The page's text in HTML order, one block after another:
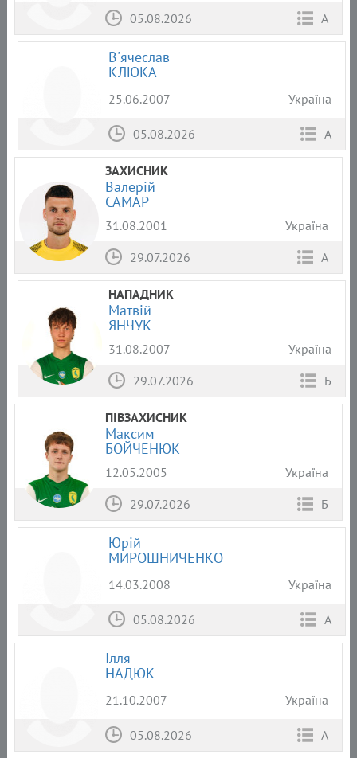
05.08.2026 А
В'ячеслав
КЛЮКА
25.06.2007 Україна
05.08.2026 А
ЗАХИСНИК
Валерій
САМАР
31.08.2001
Україна
29.07.2026
А
НАПАДНИК
Матвій
ЯНЧУК
31.08.2007
Україна
29.07.2026
Б
ПІВЗАХИСНИК
Максим
БОЙЧЕНЮК
12.05.2005
Україна
29.07.2026
Б
Юрій
МИРОШНИЧЕНКО
14.03.2008 Україна
05.08.2026 А
Ілля
НАДЮК
21.10.2007 Україна
05.08.2026 А